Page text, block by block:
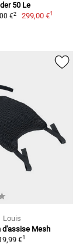
50 Le
€2 299,00 €1
Louis
d'assise Mesh
€1